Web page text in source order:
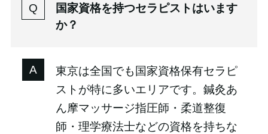
国家資格を持つセラピストはいます
か？
東京は全国でも国家資格保有セラピ
ストが特に多いエリアです。鍼灸あ
ん摩マッサージ指圧師・柔道整復
師・理学療法士などの資格を持ちな